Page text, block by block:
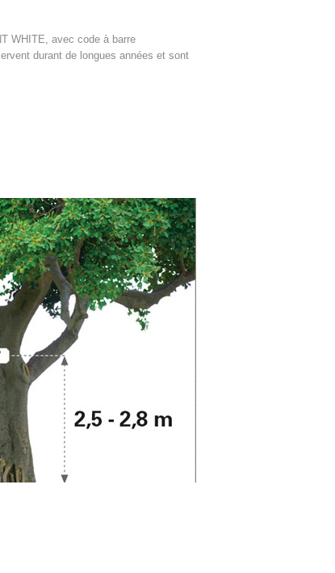
WHITE, avec code à barre
durant de longues années et sont